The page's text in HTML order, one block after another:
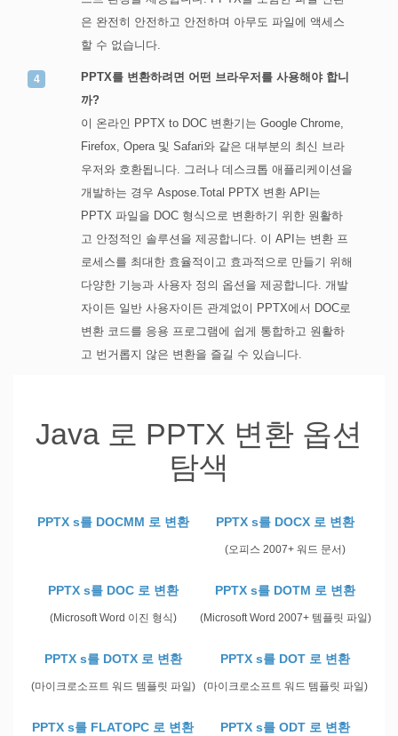
은 완전히 안전하고 안전하며 아무도 파일에 액세스
할 수 없습니다.
PPTX를 변환하려면 어떤 브라우저를 사용해야 합니
까?
이 온라인 PPTX to DOC 변환기는 Google Chrome,
Firefox, Opera 및 Safari와 같은 대부분의 최신 브라
우저와 호환됩니다. 그러나 데스크톱 애플리케이션을
개발하는 경우 Aspose.Total PPTX 변환 API는
PPTX 파일을 DOC 형식으로 변환하기 위한 원활하
고 안정적인 솔루션을 제공합니다. 이 API는 변환 프
로세스를 최대한 효율적이고 효과적으로 만들기 위해
다양한 기능과 사용자 정의 옵션을 제공합니다. 개발
자이든 일반 사용자이든 관계없이 PPTX에서 DOC로
변환 코드를 응용 프로그램에 쉽게 통합하고 원활하
고 번거롭지 않은 변환을 즐길 수 있습니다.
Java 로 PPTX 변환 옵션
탐색
PPTX s를 DOCMM 로 변환 PPTX s를 DOCX 로 변환
(오피스 2007+ 워드 문서)
PPTX s를 DOC 로 변환
(Microsoft Word 이진 형식)
PPTX s를 DOTM 로 변환
(Microsoft Word 2007+ 템플릿 파일)
PPTX s를 DOTX 로 변환
(마이크로소프트 워드 템플릿 파일)
PPTX s를 DOT 로 변환
(마이크로소프트 워드 템플릿 파일)
PPTX s를 FLATOPC 로 변환 PPTX s를 ODT 로 변환